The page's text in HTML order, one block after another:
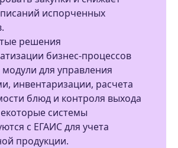
испорченных
решения
бизнес-процессов
для управления
инвентаризации, расчета
блюд и контроля выхода
системы
с ЕГАИС для учета
продукции.